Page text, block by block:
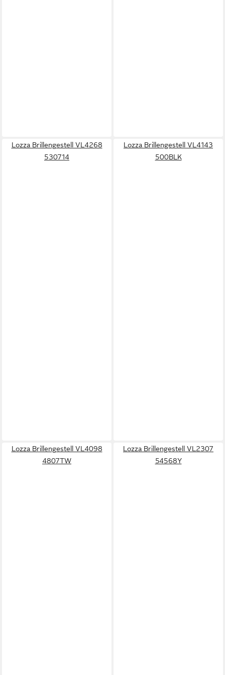
Lozza Brillengestell VL4268
530714
Lozza Brillengestell VL4143
500BLK
Lozza Brillengestell VL4098
4807TW
Lozza Brillengestell VL2307
54568Y